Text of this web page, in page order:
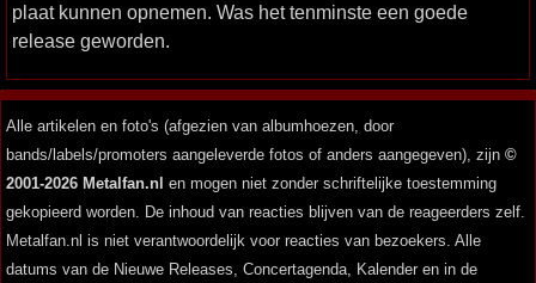
plaat kunnen opnemen. Was het tenminste een goede
release geworden.
Alle artikelen en foto's (afgezien van albumhoezen, door
bands/labels/promoters aangeleverde fotos of anders aangegeven), zijn ©
2001-2026 Metalfan.nl en mogen niet zonder schriftelijke toestemming
gekopieerd worden. De inhoud van reacties blijven van de reageerders zelf.
Metalfan.nl is niet verantwoordelijk voor reacties van bezoekers. Alle
datums van de Nieuwe Releases, Concertagenda, Kalender en in de